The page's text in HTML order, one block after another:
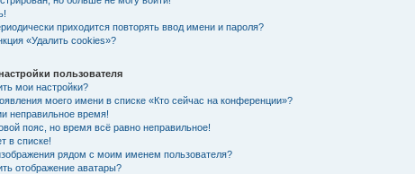
приходится повторять ввод имени и пароля?
«Удалить cookies»?
пользователя
мои настройки?
моего имени в списке «Кто сейчас на конференции»?
неправильное время!
пояс, но время всё равно неправильное!
в списке!
рядом с моим именем пользователя?
отображение аватары?